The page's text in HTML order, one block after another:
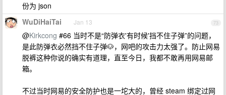
份为 json
73
WuDiHaiTai Jan 13
@Kirkcong #66 当时不是“防弹衣'有时候'挡不住子弹”的问题，
是此防弹衣必然挡不住子弹🐶，网吧的攻击力太强了。防止网易
脱裤这种你说的确实有道理，直至今日，我都不敢再用网易邮
箱。
不过当时网易的安全防护也是一坨大的，曾经 steam 绑定过网